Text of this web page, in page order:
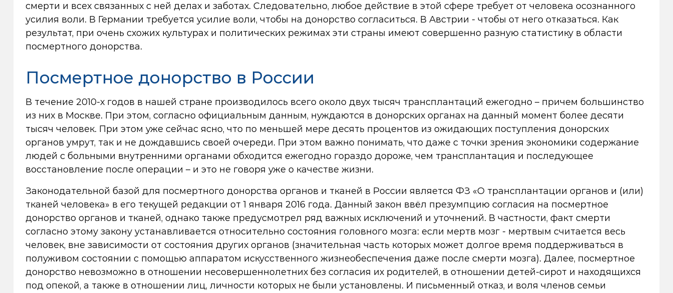
смерти и всех связанных с ней делах и заботах. Следовательно, любое действие в этой сфере требует от человека осознанного
усилия воли. В Германии требуется усилие воли, чтобы на донорство согласиться. В Австрии - чтобы от него отказаться. Как
результат, при очень схожих культурах и политических режимах эти страны имеют совершенно разную статистику в области
посмертного донорства.
Посмертное донорство в России
В течение 2010-х годов в нашей стране производилось всего около двух тысяч трансплантаций ежегодно – причем большинство
из них в Москве. При этом, согласно официальным данным, нуждаются в донорских органах на данный момент более десяти
тысяч человек. При этом уже сейчас ясно, что по меньшей мере десять процентов из ожидающих поступления донорских
органов умрут, так и не дождавшись своей очереди. При этом важно понимать, что даже с точки зрения экономики содержание
людей с больными внутренними органами обходится ежегодно гораздо дороже, чем трансплантация и последующее
восстановление после операции – и это не говоря уже о качестве жизни.
Законодательной базой для посмертного донорства органов и тканей в России является ФЗ «О трансплантации органов и (или)
тканей человека» в его текущей редакции от 1 января 2016 года. Данный закон ввёл презумпцию согласия на посмертное
донорство органов и тканей, однако также предусмотрел ряд важных исключений и уточнений. В частности, факт смерти
согласно этому закону устанавливается относительно состояния головного мозга: если мертв мозг - мертвым считается весь
человек, вне зависимости от состояния других органов (значительная часть которых может долгое время поддерживаться в
полуживом состоянии с помощью аппаратом искусственного жизнеобеспечения даже после смерти мозга). Далее, посмертное
донорство невозможно в отношении несовершеннолетних без согласия их родителей, в отношении детей-сирот и находящихся
под опекой, а также в отношении лиц, личности которых не были установлены. И письменный отказ, и воля членов семьи